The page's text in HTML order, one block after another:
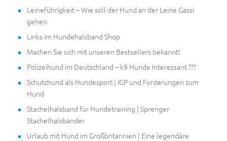
Leineführigkeit – Wie soll der Hund an der Leine Gassi
gehen
Links im Hundehalsband Shop
Machen Sie sich mit unseren Bestsellers bekannt!
Polizeihund im Deutschland – k9 Hunde Interessant ???
Schutzhund als Hundesport | IGP und Forderungen zum
Hund
Stachelhalsband für Hundetraining | Sprenger
Stachelhalsbänder
Urlaub mit Hund im Großbritannien | Eine legendäre